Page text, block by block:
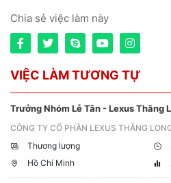
Chia sẻ việc làm này
VIỆC LÀM TƯƠNG TỰ
Trưởng Nhóm Lễ Tân - Lexus Thăng
CÔNG TY CỔ PHẦN LEXUS THĂNG
Thương lượng
Hồ Chí Minh